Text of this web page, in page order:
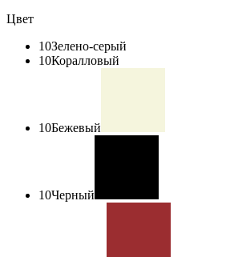
Цвет
10Зелено-серый
10Коралловый
10Бежевый
10Черный